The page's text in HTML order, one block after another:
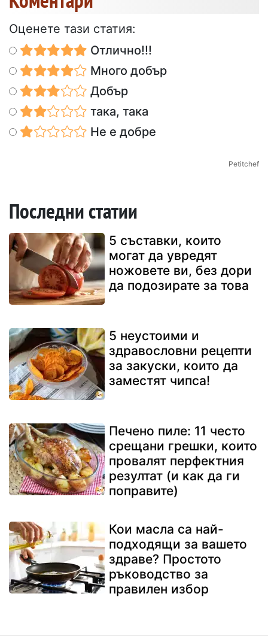
Оценете тази статия:
Отлично!!!
Много добър
Добър
така, така
Не е добре
Petitchef
Последни статии
5 съставки, които
могат да увредят
ножовете ви, без дори
да подозирате за това
5 неустоими и
здравословни рецепти
за закуски, които да
заместят чипса!
Печено пиле: 11 често
срещани грешки, които
провалят перфектния
резултат (и как да ги
поправите)
Кои масла са най-
подходящи за вашето
здраве? Простото
ръководство за
правилен избор